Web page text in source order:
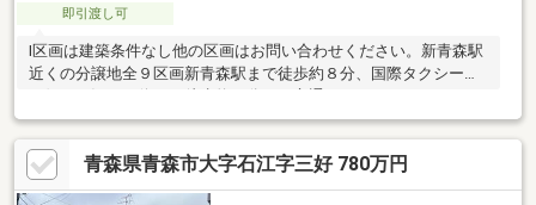
即引渡し可
I区画は建築条件なし他の区画はお問い合わせください。新青森駅
近くの分譲地全９区画新青森駅まで徒歩約８分、国際タクシーす
はま寿司やホリデイスポーツクラブも近く、生活の楽しみが増え
ます♪残り2区画販売中！G区画【建築条件あり】180.0㎡ 650万
円 / I区画 【建築条件なし】 190.0㎡ 900万円
青森県青森市大字石江字三好 780万円